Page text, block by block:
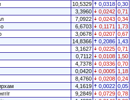
10,5329 0,0318 0,30
3,3960 0,0242 0,71
7,0922 0,0243 0,34
6,6703 0,1171
1,73
3,0678 0,0207 0,67
14,8366 0,2086 1,43
3,1627 0,0225 0,71
0,7112 0,0108 1,50
4,7378 0,0336 0,70
0,0420 0,0005 1,18
8,4760 0,0208 0,24
4,1619 0,0022 0,05
9,2849 0,0729 0,78